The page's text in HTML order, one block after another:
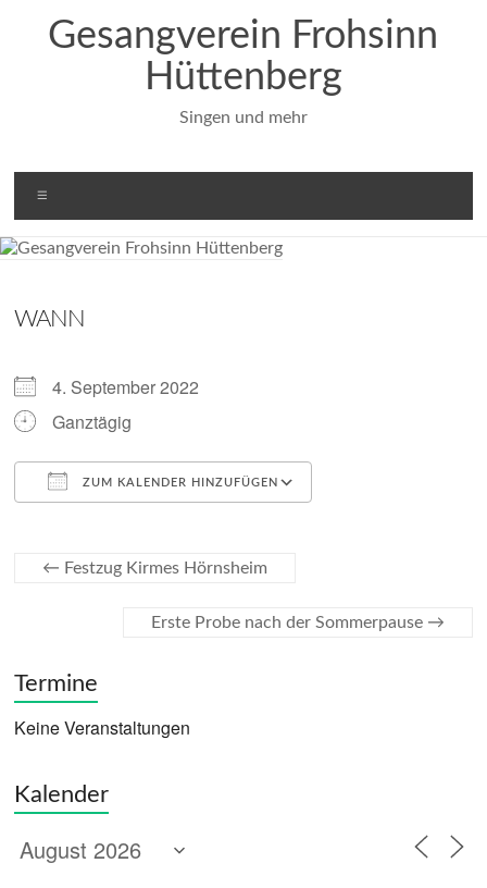
springenGesangverein Frohsinn
Hüttenberg
Singen und mehr
WANN
4. September 2022
Ganztägig
ZUM KALENDER HINZUFÜGEN
← Festzug Kirmes Hörnsheim
Erste Probe nach der Sommerpause →
Termine
Keine Veranstaltungen
Kalender